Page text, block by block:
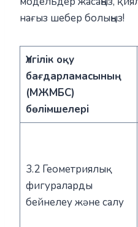
нағыз шебер болыңыз!
Үлгілік оқу
бағдарламасының
(МЖМБС)
бөлімшелері
3.2 Геометриялық
фигураларды
бейнелеу және салу